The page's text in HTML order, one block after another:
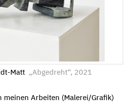
Matt „Abgedreht“, 2021
meinen Arbeiten (Malerei/Grafik)